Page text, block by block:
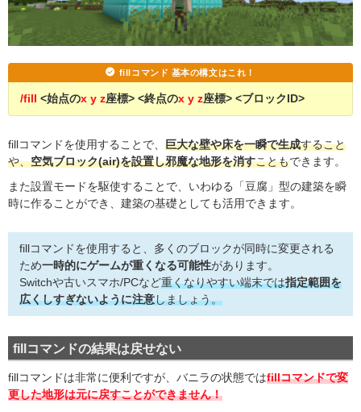
fillコマンド 基本の構文はこれ！
/fill <始点のx y z座標> <終点のx y z座標> <ブロックID>
fillコマンドを使用することで、 巨大な壁や床を一瞬で生成すること
や、空気ブロック(air)を設置し邪魔な地形を消すこともできます。
また設置モードを駆使することで、いわゆる「豆腐」型の建築を瞬
時に作ることができ、建築の基礎としても活用できます。
fillコマンドを使用すると、多くのブロックが同時に変更される
ため一時的にゲームが重くなる可能性があります。
Switchや古いスマホ/PCなど重くなりやすい端末では指定範囲を
広くしすぎないように注意しましょう。
fillコマンドの結果は戻せない
fillコマンドは非常に便利ですが、バニラの状態ではfillコマンドで変
更した地形は元に戻すことができません！